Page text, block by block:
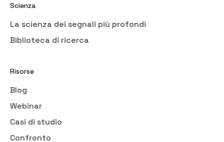
Scienza
La scienza dei segnali più profondi
Biblioteca di ricerca
Risorse
Blog
Webinar
Casi di studio
Confronto